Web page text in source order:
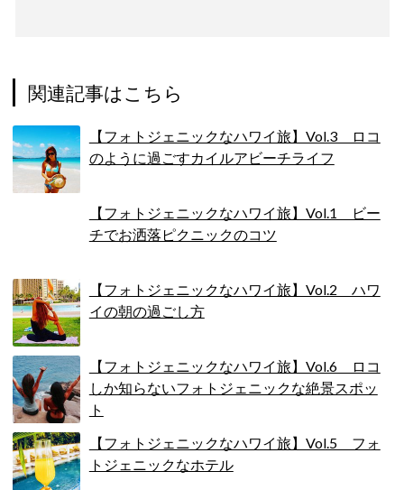
関連記事はこちら
【フォトジェニックなハワイ旅】Vol.3 ロコ
のように過ごすカイルアビーチライフ
【フォトジェニックなハワイ旅】Vol.1 ビー
チでお洒落ピクニックのコツ
【フォトジェニックなハワイ旅】Vol.2 ハワ
イの朝の過ごし方
【フォトジェニックなハワイ旅】Vol.6 ロコ
しか知らないフォトジェニックな絶景スポッ
ト
【フォトジェニックなハワイ旅】Vol.5 フォ
トジェニックなホテル